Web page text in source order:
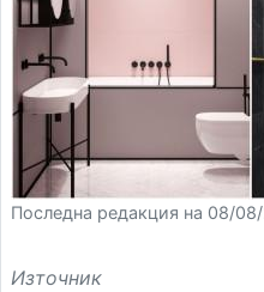
Последна редакция на 08/
Източник